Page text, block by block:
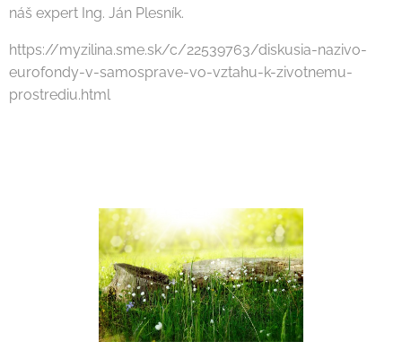
náš expert Ing. Ján Plesník.
https://myzilina.sme.sk/c/22539763/diskusia-nazivo-
eurofondy-v-samosprave-vo-vztahu-k-zivotnemu-
prostrediu.html